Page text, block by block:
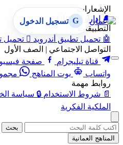
الإشعارات
🔔 إدارة الإشعارات
التطبيقات
🤖 تحميل تطبيق أندرويد  تحميل
التواصل الاجتماعي | الصف الأول
قناة تيليجرام
صفحة
واتساب
بوت المناهج
روابط مهمة
📄 شروط الاستخدام 🔒 سياسة
الملكية الفكرية
G تسجيل الدخول
بحث
المناهج العمانية